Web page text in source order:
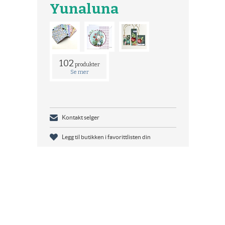
Yunaluna
102 produkter
Se mer
Kontakt selger
Legg til butikken i favorittlisten din